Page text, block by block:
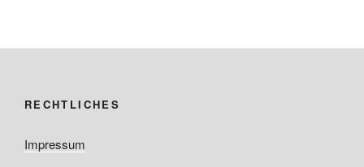
RECHTLICHES
Impressum